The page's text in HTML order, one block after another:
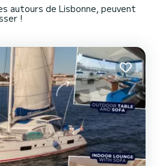
autours de Lisbonne, peuvent
!